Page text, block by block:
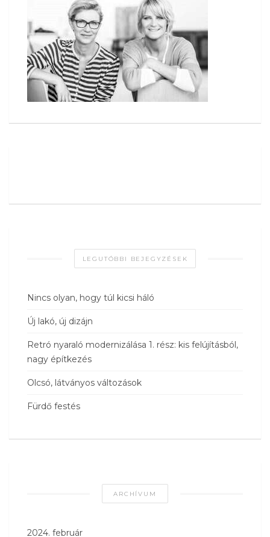
LEGUTÓBBI BEJEGYZÉSEK
Nincs olyan, hogy túl kicsi háló
Új lakó, új dizájn
Retró nyaraló modernizálása 1. rész: kis felújításból,
nagy építkezés
Olcsó, látványos változások
Fürdő festés
ARCHÍVUM
2024. február